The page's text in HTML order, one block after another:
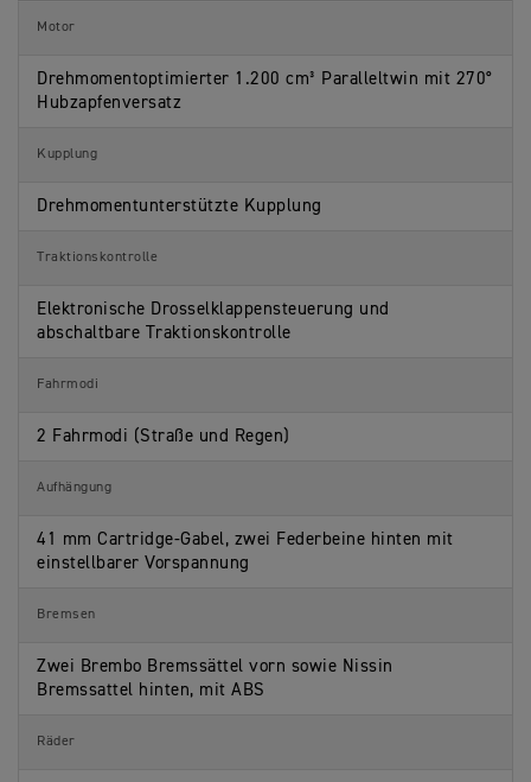
Motor
Drehmomentoptimierter 1.200 cm³ Paralleltwin mit 270°
Hubzapfenversatz
Kupplung
Drehmomentunterstützte Kupplung
Traktionskontrolle
Elektronische Drosselklappensteuerung und
abschaltbare Traktionskontrolle
Fahrmodi
2 Fahrmodi (Straße und Regen)
Aufhängung
41 mm Cartridge-Gabel, zwei Federbeine hinten mit
einstellbarer Vorspannung
Bremsen
Zwei Brembo Bremssättel vorn sowie Nissin
Bremssattel hinten, mit ABS
Räder